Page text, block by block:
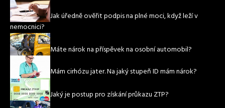
Jak úředně ověřit podpis na plné moci, když leží v
nemocnici?
Máte nárok na příspěvek na osobní automobil?
Mám cirhózu jater. Na jaký stupeň ID mám nárok?
Jaký je postup pro získání průkazu ZTP?